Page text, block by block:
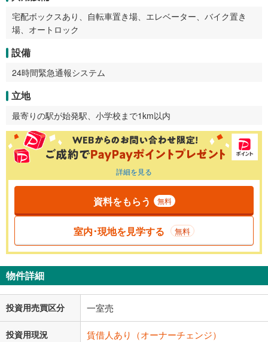
宅配ボックスあり、自転車置き場、エレベーター、バイク置き
場、オートロック
設備
24時間緊急通報システム
立地
最寄りの駅が始発駅、小学校まで1km以内
詳細を見る
資料をもらう 無料
室内･現地を見学する 無料
物件詳細
投資用売買区分 一室売
投資用現況
賃借人あり（オーナーチェンジ）